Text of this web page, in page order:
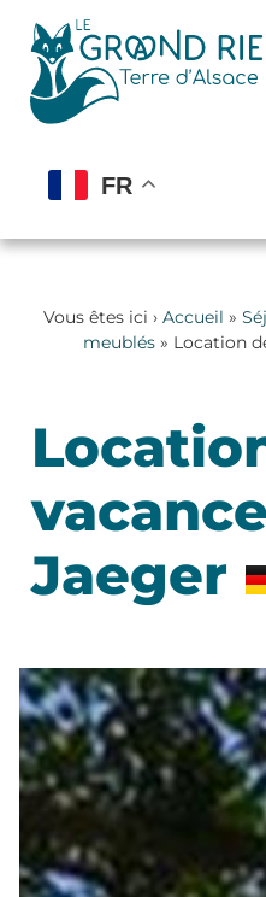
FR
Vous êtes ici › Accueil »
meublés » Location
Jaeger
Panneau de gestion des